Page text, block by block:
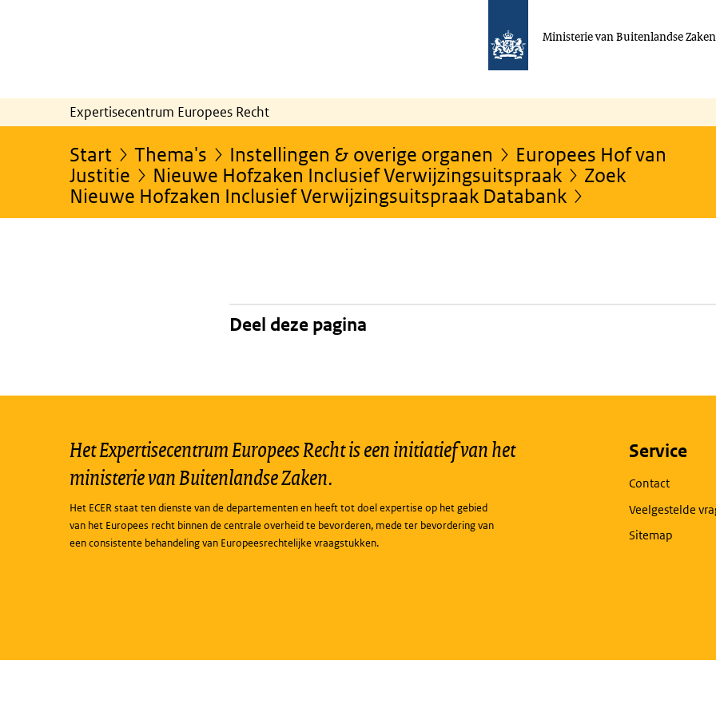
Ministerie van Buitenlandse Zaken
Expertisecentrum Europees Recht
Start Thema's Instellingen & overige organen
Europees Hof van
Justitie
Nieuwe Hofzaken Inclusief Verwijzingsuitspraak
Zoek
Nieuwe Hofzaken Inclusief Verwijzingsuitspraak Databank
Deel deze pagina
Het Expertisecentrum Europees Recht is een initiatief van het
ministerie van Buitenlandse Zaken.
Het ECER staat ten dienste van de departementen en heeft tot doel expertise op het gebied
van het Europees recht binnen de centrale overheid te bevorderen, mede ter bevordering van
een consistente behandeling van Europeesrechtelijke vraagstukken.
Service
Contact
Veelgestelde
Sitemap